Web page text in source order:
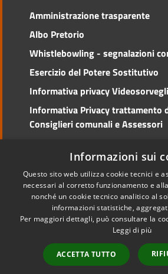
Amministrazione trasparente
Albo Pretorio
Whistlebowling - segnalazioni
Esercizio del Potere Sostitutivo
Informativa privacy
Informativa Privacy trattamento
Consiglieri comunali e Assessori
Accessibilità
Mappa del sito
Informazioni sui
Questo sito web utilizza cookie tecnici e
necessari al corretto funzionamento e
nonché un cookie tecnico analitico al
informazioni statistiche,
Per maggiori dettagli, può consultare la
Leggi di più
ACCETTA TUTTO